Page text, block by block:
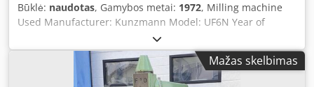
Būklė: naudotas, Gamybos metai: 1972, Milling machine
Used Manufacturer: Kunzmann Model: UF6N Year of
manufacture: 1972 Technical data: Automatic longitudinal
table travel: 440 mm Manual longitudinal table travel: 450
mm Table cross travel: 200 mm Table vertical travel
horizontal/vertical: 465/500 mm Table size: 860x240 mm
Mažas skelbimas